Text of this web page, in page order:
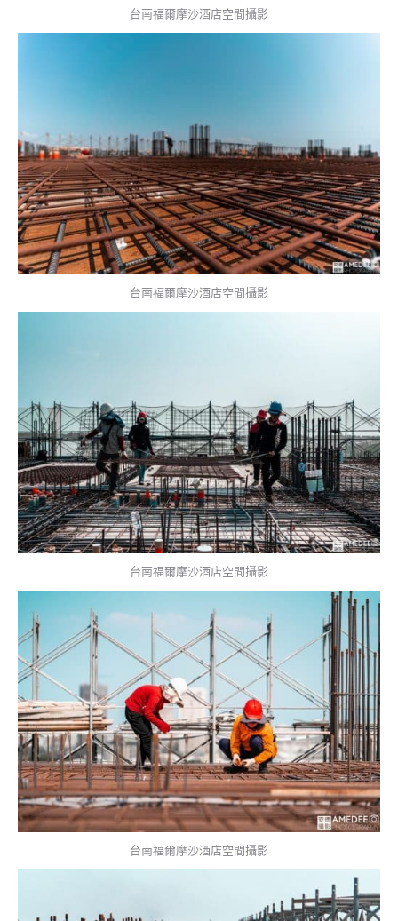
台南福爾摩沙酒店空間攝影
台南福爾摩沙酒店空間攝影
台南福爾摩沙酒店空間攝影
台南福爾摩沙酒店空間攝影